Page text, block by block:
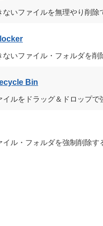
ないファイルを無理やり削除
ないファイル・フォルダを削
Bin
ルをドラッグ＆ドロップで
ル・フォルダを強制削除す